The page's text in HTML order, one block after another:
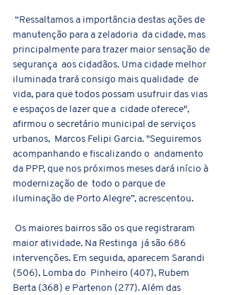
manutenção para a zeladoria  da cidade, mas
principalmente para trazer maior sensação de
segurança  aos cidadãos. Uma cidade melhor
iluminada trará consigo mais qualidade  de
vida, para que todos possam usufruir das vias
e espaços de lazer que a  cidade oferece",
afirmou o secretário municipal de serviços
urbanos,  Marcos Felipi Garcia. "Seguiremos
acompanhando e fiscalizando o  andamento
da PPP, que nos próximos meses dará início à
modernização de  todo o parque de
iluminação de Porto Alegre”, acrescentou.
maior atividade. Na Restinga  já são 686
intervenções. Em seguida, aparecem Sarandi
(506), Lomba do  Pinheiro (407), Rubem
Berta (368) e Partenon (277). Além das